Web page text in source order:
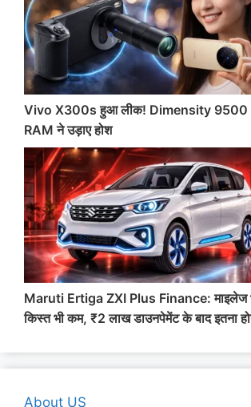
Vivo X300s हुआ लीक! Dimensity 9500
RAM ने उड़ाए होश
Maruti Ertiga ZXI Plus Finance: माइलेज
किस्त भी कम, ₹2 लाख डाउनपेमेंट के बाद इतना
About US